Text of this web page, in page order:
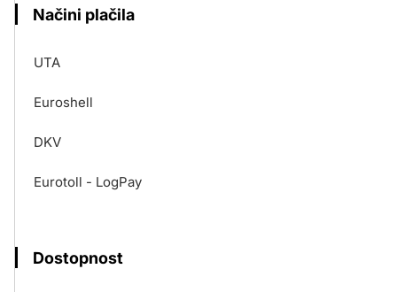
Načini plačila
UTA
Euroshell
DKV
Eurotoll - LogPay
Dostopnost